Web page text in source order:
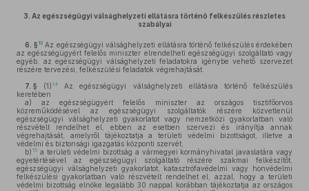
3. Az egészségügyi válsághelyzeti ellátásra történő felkészülés részletes
szabályai
6. § 13 Az egészségügyi válsághelyzeti ellátásra történő felkészülés érdekében
az egészségügyért felelős miniszter elrendelheti egészségügyi szolgáltató vagy
egyéb, az egészségügyi válsághelyzeti feladatokra igénybe vehető szervezet
részére tervezési, felkészülési feladatok végrehajtását.
7. § (1) 14
Az egészségügyi válsághelyzeti ellátásra történő felkészülés
keretében
a) az egészségügyért felelős miniszter az országos tisztifőorvos
közreműködésével az egészségügyi szolgáltatók részére közvetlenül
egészségügyi válsághelyzeti gyakorlatot vagy nemzetközi gyakorlatban való
részvételt rendelhet el, ebben az esetben szervezi és irányítja annak
végrehajtását, amelyről tájékoztatja a területi védelmi bizottságot, illetve a
védelmi és biztonsági igazgatás központi szervét,
b) 15 a területi védelmi bizottság a vármegyei kormányhivatal javaslatára vagy
egyetértésével az egészségügyi szolgáltató részére szakmai felkészítőt,
egészségügyi válsághelyzeti gyakorlatot, katasztrófavédelmi vagy honvédelmi
felkészülési gyakorlatban való részvételt rendelhet el, azzal, hogy a területi
védelmi bizottság elnöke legalább 30 nappal korábban tájékoztatja az országos